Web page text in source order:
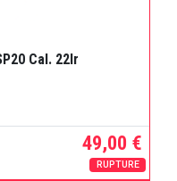
Cal. 22lr
49,00 €
RUPTURE